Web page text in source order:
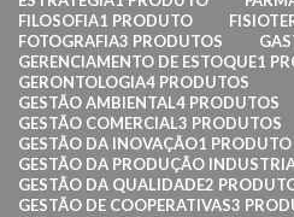
FILOSOFIA1 PRODUTO
FOTOGRAFIA3 PRODUTOS
GERENCIAMENTO DE ESTOQUE1
GERONTOLOGIA4 PRODUTOS
GESTÃO AMBIENTAL4 PRODUTOS
GESTÃO COMERCIAL3 PRODUTOS
GESTÃO DA INOVAÇÃO1 PRODUTO
GESTÃO DA PRODUÇÃO
GESTÃO DA QUALIDADE2
GESTÃO DE COOPERATIVAS3